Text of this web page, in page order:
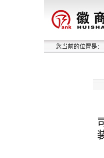
您当前的位置是：